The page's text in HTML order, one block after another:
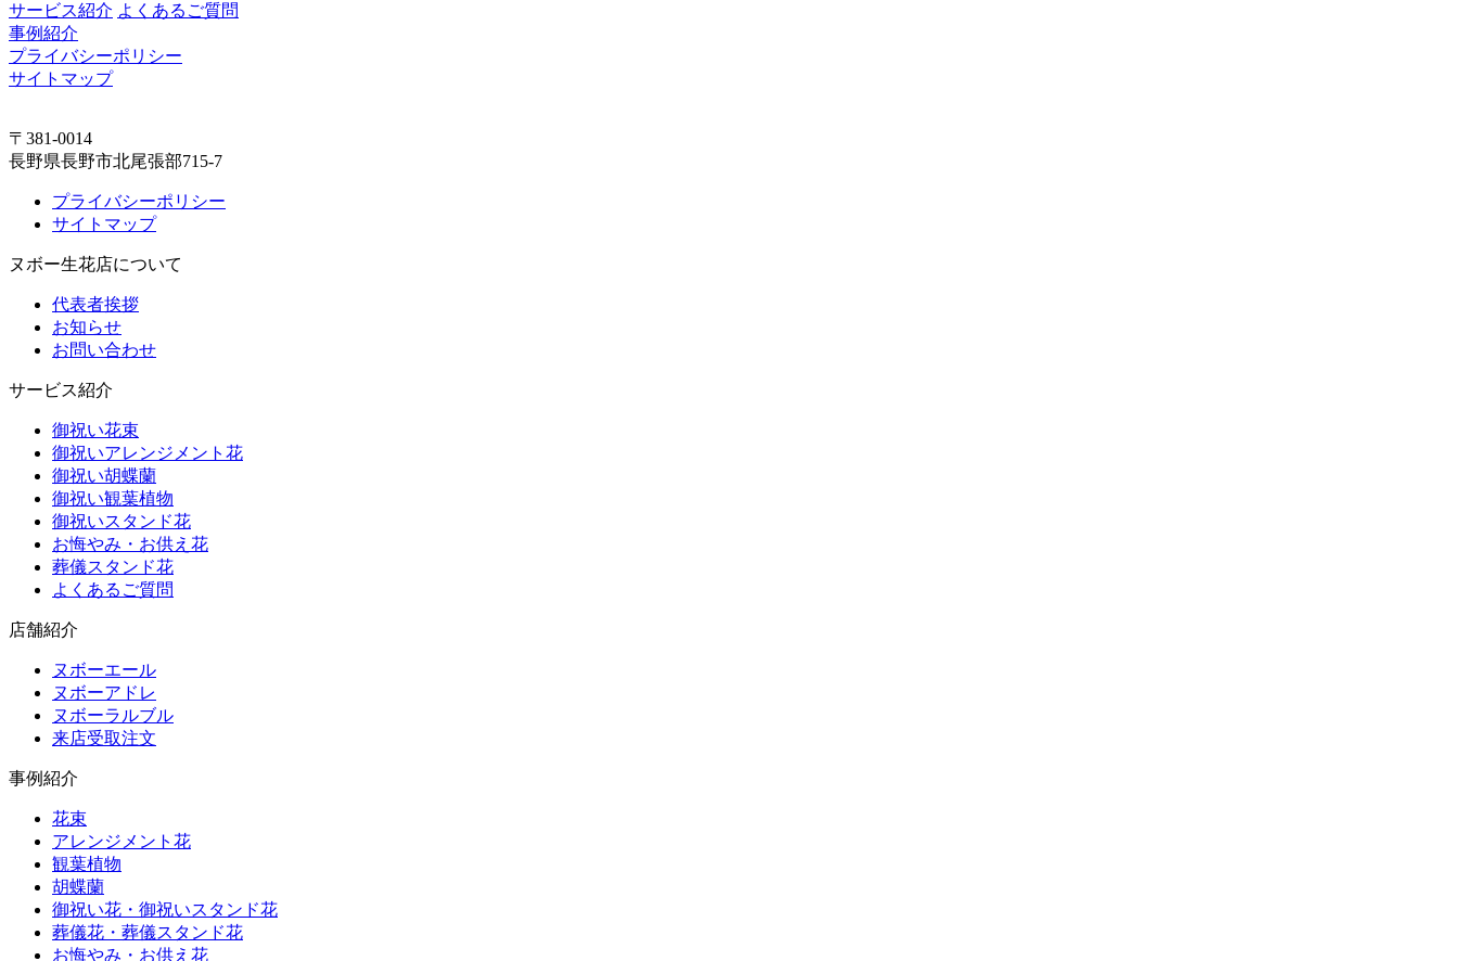
サービス紹介 よくあるご質問
事例紹介
プライバシーポリシー
サイトマップ
〒381-0014
長野県長野市北尾張部715-7
プライバシーポリシー
サイトマップ
ヌボー生花店について
代表者挨拶
お知らせ
お問い合わせ
サービス紹介
御祝い花束
御祝いアレンジメント花
御祝い胡蝶蘭
御祝い観葉植物
御祝いスタンド花
お悔やみ・お供え花
葬儀スタンド花
よくあるご質問
店舗紹介
ヌボーエール
ヌボーアドレ
ヌボーラルブル
来店受取注文
事例紹介
花束
アレンジメント花
観葉植物
胡蝶蘭
御祝い花・御祝いスタンド花
葬儀花・葬儀スタンド花
お悔やみ・お供え花